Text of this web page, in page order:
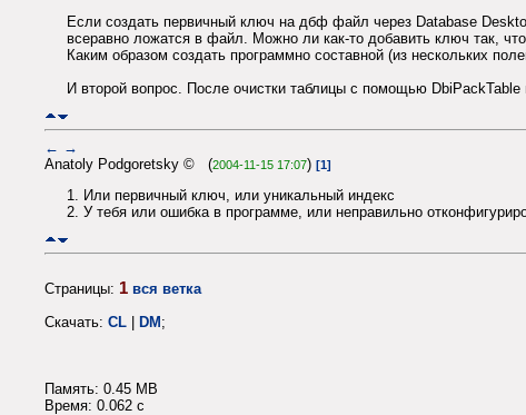
Если создать первичный ключ на дбф файл через Database
всеравно ложатся в файл. Можно ли как-то добавить ключ так,
Каким образом создать программно составной (из нескольких
И второй вопрос. После очистки таблицы с помощью DbiPackTable
← →
Anatoly Podgoretsky © (2004-11-15 17:07) [1]
1. Или первичный ключ, или уникальный индекс
2. У тебя или ошибка в программе, или неправильно
Страницы: 1 вся ветка
Скачать: CL DM ;
Память: 0.45 MB
Время: 0.062 c